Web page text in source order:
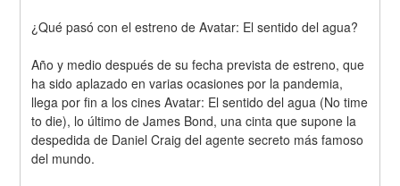
¿Qué pasó con el estreno de Avatar: El sentido del agua?
Año y medio después de su fecha prevista de estreno, que
ha sido aplazado en varias ocasiones por la pandemia,
llega por fin a los cines Avatar: El sentido del agua (No time
to die), lo último de James Bond, una cinta que supone la
despedida de Daniel Craig del agente secreto más famoso
del mundo.